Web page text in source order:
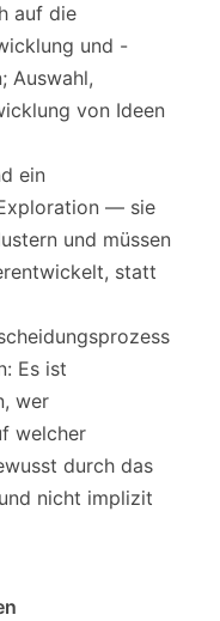
auf die
und -
Auswahl,
von Ideen
ein
— sie
und müssen
statt
Es ist
wer
welcher
durch das
nicht implizit